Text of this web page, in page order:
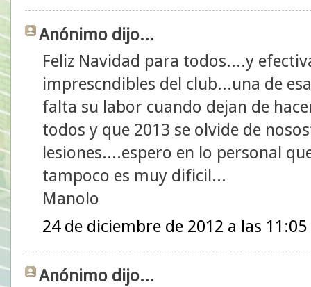
Anónimo dijo...
Feliz Navidad para todos....y
imprescndibles del club...una de
falta su labor cuando dejan de
todos y que 2013 se olvide de
lesiones....espero en lo personal
tampoco es muy dificil...
Manolo
24 de diciembre de 2012 a las 11:05
Anónimo dijo...